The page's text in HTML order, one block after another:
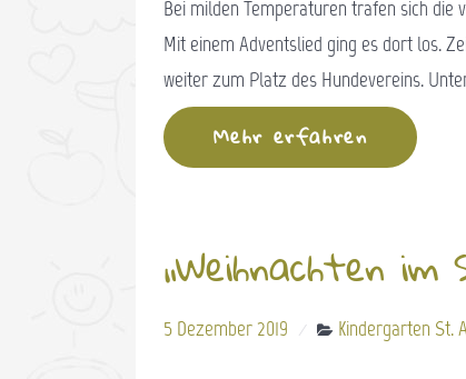
Bei milden Temperaturen trafen sich die
Mit einem Adventslied ging es dort los.
weiter zum Platz des Hundevereins.
Mehr erfahren
„Weihnachten im
5 Dezember 2019 Kindergarten St.